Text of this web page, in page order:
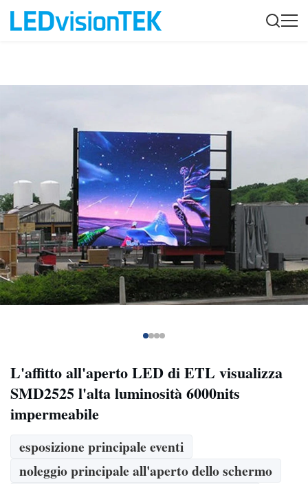
L'affitto all'aperto LED di ETL visualizza
SMD2525 l'alta luminosità 6000nits
impermeabile
esposizione principale eventi
noleggio principale all'aperto dello schermo